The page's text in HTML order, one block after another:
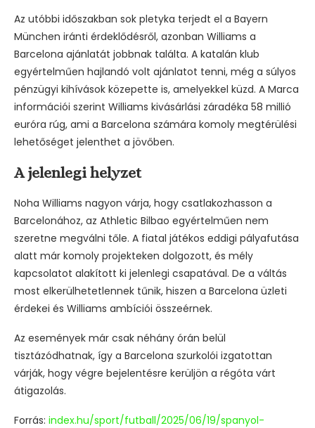
Az utóbbi időszakban sok pletyka terjedt el a Bayern
München iránti érdeklődésről, azonban Williams a
Barcelona ajánlatát jobbnak találta. A katalán klub
egyértelműen hajlandó volt ajánlatot tenni, még a súlyos
pénzügyi kihívások közepette is, amelyekkel küzd. A Marca
információi szerint Williams kivásárlási záradéka 58 millió
euróra rúg, ami a Barcelona számára komoly megtérülési
lehetőséget jelenthet a jövőben.
A jelenlegi helyzet
Noha Williams nagyon várja, hogy csatlakozhasson a
Barcelonához, az Athletic Bilbao egyértelműen nem
szeretne megválni tőle. A fiatal játékos eddigi pályafutása
alatt már komoly projekteken dolgozott, és mély
kapcsolatot alakított ki jelenlegi csapatával. De a váltás
most elkerülhetetlennek tűnik, hiszen a Barcelona üzleti
érdekei és Williams ambíciói összeérnek.
Az események már csak néhány órán belül
tisztázódhatnak, így a Barcelona szurkolói izgatottan
várják, hogy végre bejelentésre kerüljön a régóta várt
átigazolás.
Forrás: index.hu/sport/futball/2025/06/19/spanyol-